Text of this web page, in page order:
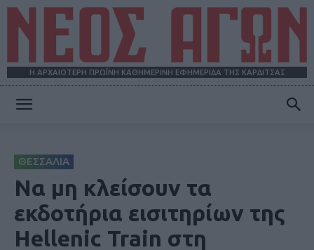
Η ΑΡΧΑΙΟΤΕΡΗ ΠΡΩΪΝΗ ΚΑΘΗΜΕΡΙΝΗ ΕΦΗΜΕΡΙΔΑ ΤΗΣ ΚΑΡΔΙΤΣΑΣ
ΘΕΣΣΑΛΙΑ
Να μη κλείσουν τα
εκδοτήρια εισιτηρίων της
Hellenic Train στη